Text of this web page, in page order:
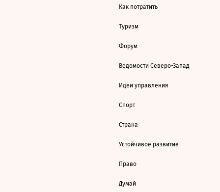
Как потратить
Туризм
Форум
Ведомости Северо-Запад
Идеи управления
Спорт
Страна
Устойчивое развитие
Право
Думай